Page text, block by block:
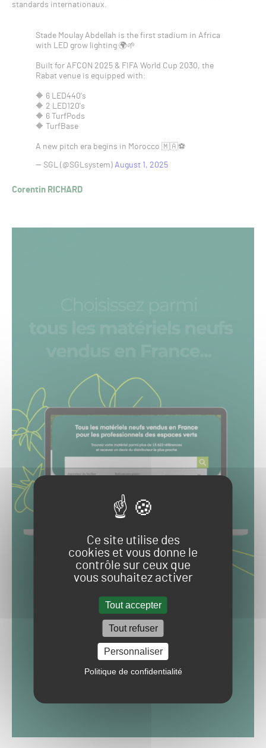
Ce site utilise des
cookies et vous donne le
contrôle sur ceux que
vous souhaitez activer
Tout accepter
Tout refuser
Personnaliser
Politique de confidentialité
standards internationaux.
Stade Moulay Abdellah is the first stadium in Africa
with LED grow lighting 🌍🌱
Built for AFCON 2025 & FIFA World Cup 2030, the
Rabat venue is equipped with:
🔶 6 LED440's
🔶 2 LED120's
🔶 6 TurfPods
🔶 TurfBase
A new pitch era begins in Morocco 🇲🇦⚽
— SGL (@SGLsystem) August 1, 2025
Corentin RICHARD